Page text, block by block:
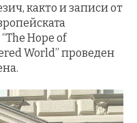
както и записи от
Hope of
World” проведен